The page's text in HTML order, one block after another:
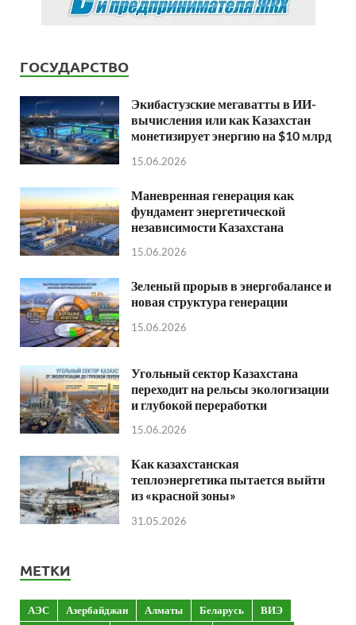
ГОСУДАРСТВО
Экибастузские мегаватты в ИИ-
вычисления или как Казахстан
монетизирует энергию на $10 млрд
15.06.2026
Маневренная генерация как
фундамент энергетической
независимости Казахстана
15.06.2026
Зеленый прорыв в энергобалансе и
новая структура генерации
15.06.2026
Угольный сектор Казахстана
переходит на рельсы экологизации
и глубокой переработки
15.06.2026
Как казахстанская
теплоэнергетика пытается выйти
из «красной зоны»
31.05.2026
МЕТКИ
АЭС Азербайджан Алматы Беларусь
ВИЭ